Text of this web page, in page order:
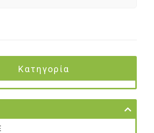
Κατηγορία